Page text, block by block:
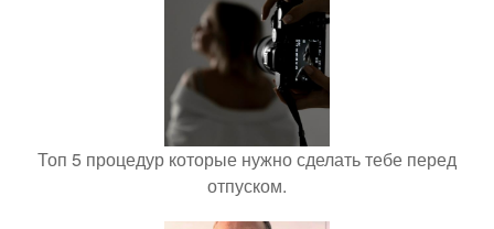
Топ 5 процедур которые нужно сделать тебе перед
отпуском.